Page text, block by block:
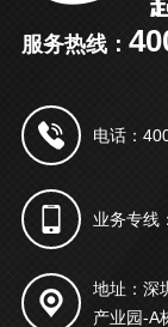
服务热线：
电话：
业务专线
地址：深
产业园-A